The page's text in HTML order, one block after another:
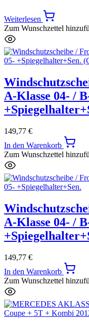
Weiterlesen
Zum Wunschzettel
A-Klasse 04- /
149,77 €
In den Warenkorb
Zum Wunschzettel
A-Klasse 04- /
149,77 €
In den Warenkorb
Zum Wunschzettel